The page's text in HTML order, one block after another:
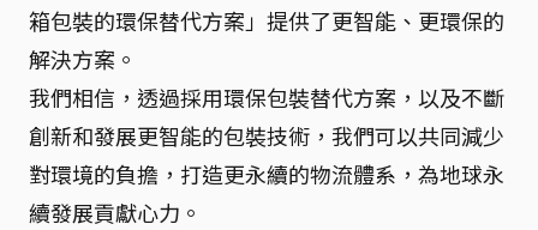
箱包裝的環保替代方案」提供了更智能、更環保的
解決方案。
我們相信，透過採用環保包裝替代方案，以及不斷
創新和發展更智能的包裝技術，我們可以共同減少
對環境的負擔，打造更永續的物流體系，為地球永
續發展貢獻心力。